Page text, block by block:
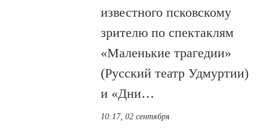
известного псковскому
зрителю по спектаклям
«Маленькие трагедии»
(Русский театр Удмуртии)
и «Дни…
10:17, 02 сентября